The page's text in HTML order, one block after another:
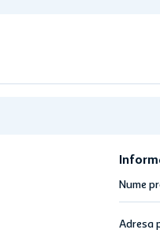
Nume
Adresa